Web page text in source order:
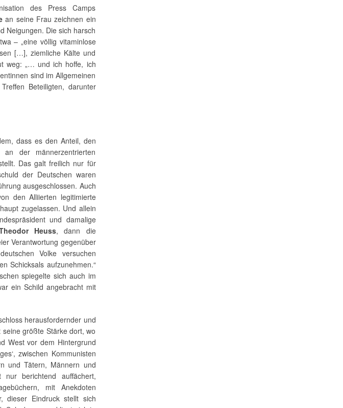
des Press Camps
an seine Frau zeichnen ein
Neigungen. Die sich harsch
– „eine völlig vitaminlose
[…], ziemliche Kälte und
weg: „… und ich hoffe, ich
sind im Allgemeinen
Beteiligten, darunter
dass es den Anteil, den
der männerzentrierten
Das galt freilich nur für
der Deutschen waren
ausgeschlossen. Auch
den Alliierten legitimierte
zugelassen. Und allein
und damalige
Heuss, dann die
Verantwortung gegenüber
Volke versuchen
Schicksals aufzunehmen.“
spiegelte sich auch im
ein Schild angebracht mit
herausfordernder und
größte Stärke dort, wo
West vor dem Hintergrund
zwischen Kommunisten
und Tätern, Männern und
nur berichtend auffächert,
mit Anekdoten
dieser Eindruck stellt sich